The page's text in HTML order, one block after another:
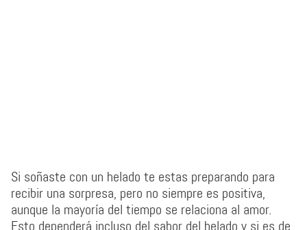
Si soñaste con un helado te estas preparando para
recibir una sorpresa, pero no siempre es positiva,
aunque la mayoría del tiempo se relaciona al amor.
Esto dependerá incluso del sabor del helado y si es de